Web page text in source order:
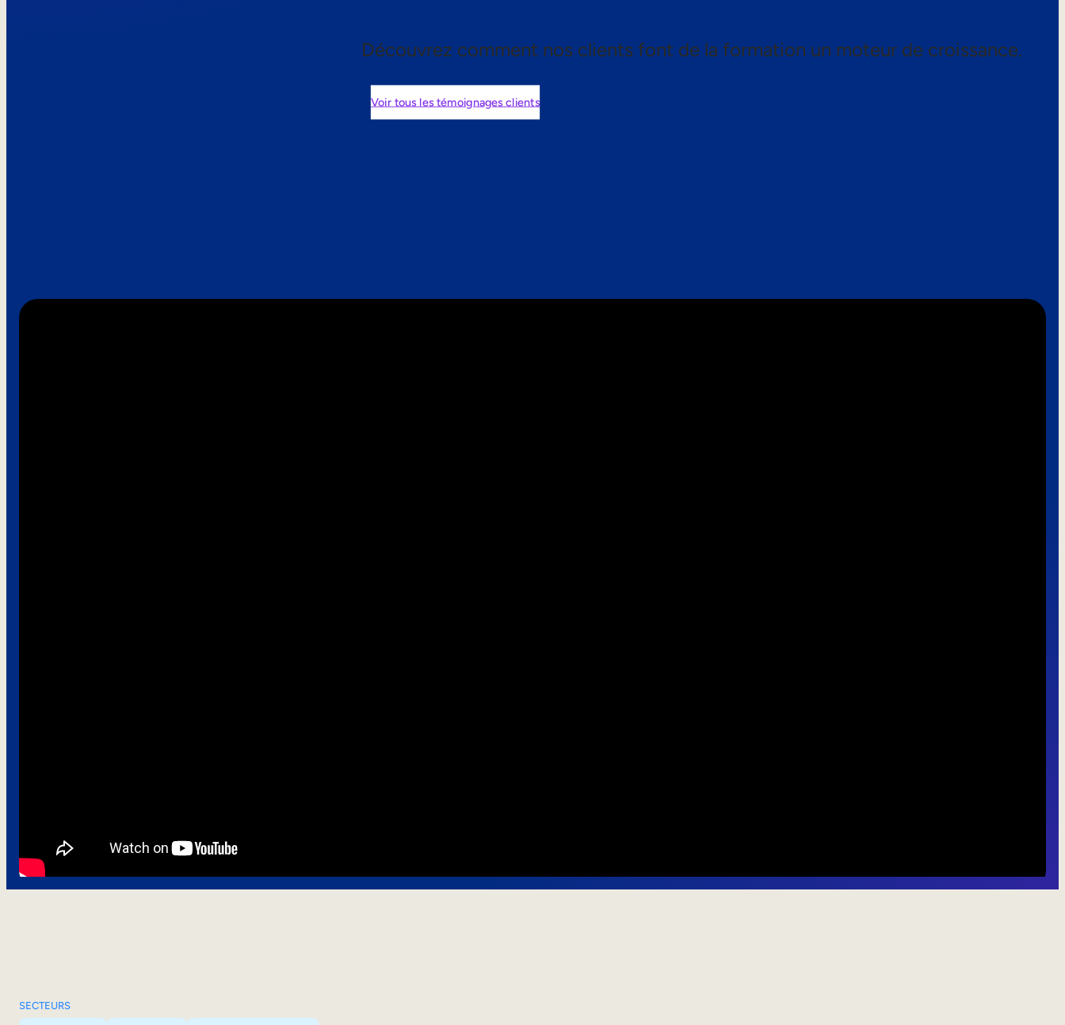
Découvrez comment nos clients font de la formation un moteur de croissance.
Voir tous les témoignages clients
SECTEURS